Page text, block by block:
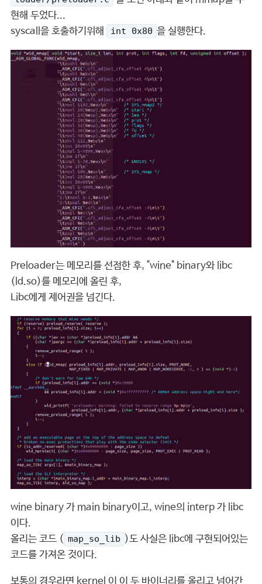
현해 두었다...
syscall을 호출하기위해
int 0x80 을 실행한다.
Preloader는 메모리를 선점한 후, "wine" binary와 libc
(ld.so)를 메모리에 올린 후,
Libc에게 제어권을 넘긴다.
wine binary 가 main binary이고, wine의 interp 가 libc
이다.
올리는 코드 ( map_so_lib )도 사실은 libc에 구현되어있는
코드를 가져온 것이다.
보통의 경우라면 kernel 이 이 두 바이너리를 올리고 넘어간